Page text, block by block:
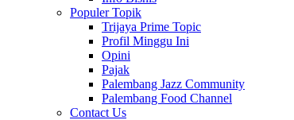
Populer Topik
Trijaya Prime Topic
Profil Minggu Ini
Opini
Pajak
Palembang Jazz Community
Palembang Food Channel
Contact Us